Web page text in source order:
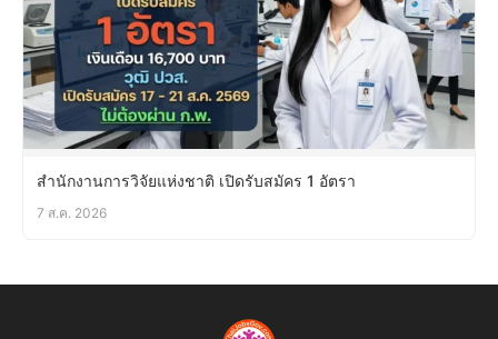
สำนักงานการวิจัยแห่งชาติ เปิดรับสมัคร 1 อัตรา
7 ส.ค. 2026